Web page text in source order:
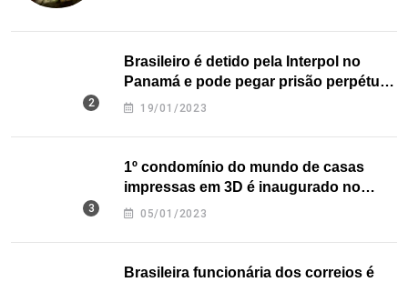
Brasileiro é detido pela Interpol no
Panamá e pode pegar prisão perpétua
nos EUA
19/01/2023
1º condomínio do mundo de casas
impressas em 3D é inaugurado no
Texas
05/01/2023
Brasileira funcionária dos correios é